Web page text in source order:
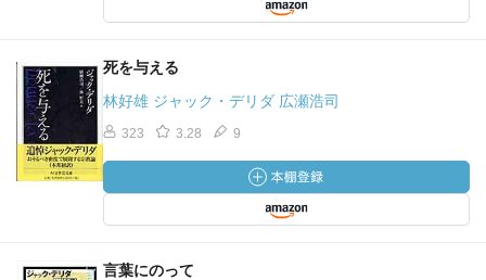
死を与える
林好雄 ジャック・デリダ 広瀬浩司
323 3.28 9
言葉にのって